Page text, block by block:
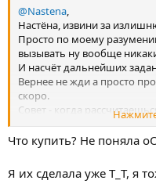
@Nastena
Настёна, извини за
Просто по моему
вызывать ну вообще
И насчёт дальнейших
Вернее не жди а просто
скоро.
Совет - когда
Плато и бери задание на
Прута Морской, при
ещё один. Ну очень нужная
Что купить? Не поняла
Я их сделала уже Т_Т, я